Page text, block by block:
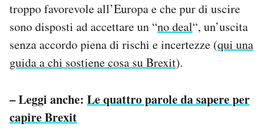
troppo favorevole all’Europa e che pur di uscire
sono disposti ad accettare un “no deal“, un’uscita
senza accordo piena di rischi e incertezze (qui una
guida a chi sostiene cosa su Brexit).
– Leggi anche: Le quattro parole da sapere per
capire Brexit